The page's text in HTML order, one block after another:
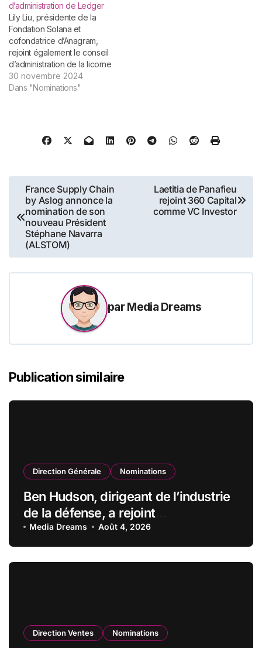
d’administration de Ledger
Lily Liu, présidente de la
Fondation Solana et
cofondatrice d’Anagram,
rejoint également le conseil
d’administration de la licorne
française. Paris, le 22
novembre 2024 – Ledger,
l’arrivée de Tony Fadell,
créateur de produits
30 novembre 2024
Dans "Nominations"
Navigation
l’article
France Supply Chain
by Aslog annonce la
nomination de son
nouveau Président
Stéphane Navarra
(ALSTOM)
Laetitia de Panafieu
rejoint 360 Capital
comme VC Investor
parMedia Dreams
Publication similaire
Direction Générale Nominations
Ben Hudson, dirigeant de l’industrie
de la défense, a rejoint
CZECHOSLOVAK GROUP (CSG) en
qualité de vice-président du conseil
d’administration
Media Dreams Août 4, 2026
Direction Ventes Nominations